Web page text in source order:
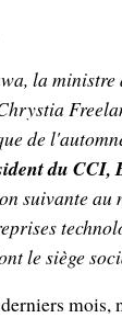
la ministre
de
du CCI,
suivante au
le siège
mois,